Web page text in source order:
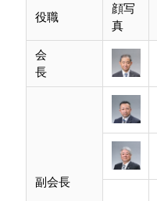
役職
顔写
真
会
長
副会長